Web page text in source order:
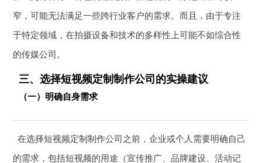
窄，可能无法满足一些跨行业客户的需求。而且，由于专注
于特定领域，在拍摄设备和技术的多样性上可能不如综合性
的传媒公司。
三、选择短视频定制制作公司的实操建议
（一）明确自身需求
在选择短视频定制制作公司之前，企业或个人需要明确自己
的需求，包括短视频的用途（宣传推广、品牌建设、活动记